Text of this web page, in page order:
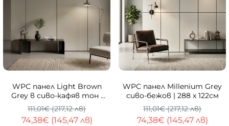
WPC панел Light Brown
Grey в сиво-кафяв тон |
288 x 122cm
74,38€ (145,47 лв)
111,01€ (217,12 лв)
WPC панел Millenium Grey
сиво-бежов | 288 x 122см
74,38€ (145,47 лв)
111,01€ (217,12 лв)